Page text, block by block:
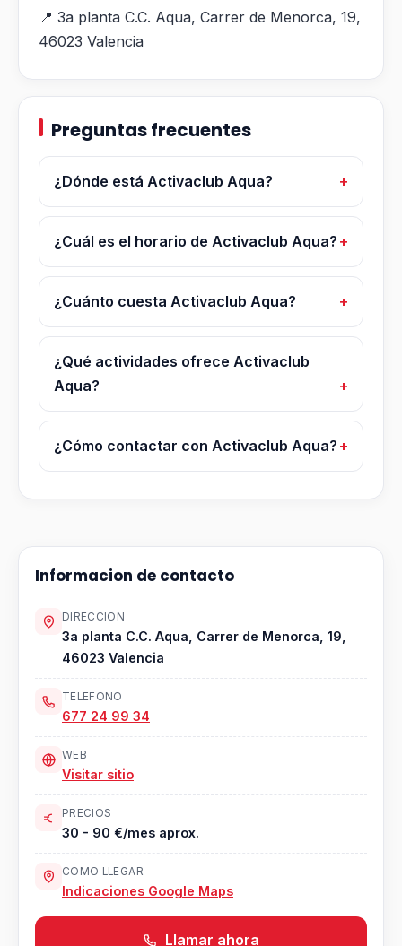
📍 3a planta C.C. Aqua, Carrer de Menorca, 19,
46023 Valencia
Preguntas frecuentes
¿Dónde está Activaclub Aqua?
¿Cuál es el horario de Activaclub Aqua?
¿Cuánto cuesta Activaclub Aqua?
¿Qué actividades ofrece Activaclub
Aqua?
¿Cómo contactar con Activaclub Aqua?
Informacion de contacto
DIRECCION
3a planta C.C. Aqua, Carrer de Menorca, 19,
46023 Valencia
TELEFONO
677 24 99 34
WEB
Visitar sitio
PRECIOS
30 - 90 €/mes aprox.
COMO LLEGAR
Indicaciones Google Maps
Llamar ahora